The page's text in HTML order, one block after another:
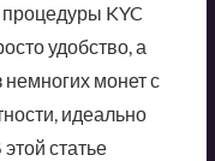
KYC
удобство, а
немногих монет с
идеально
статье